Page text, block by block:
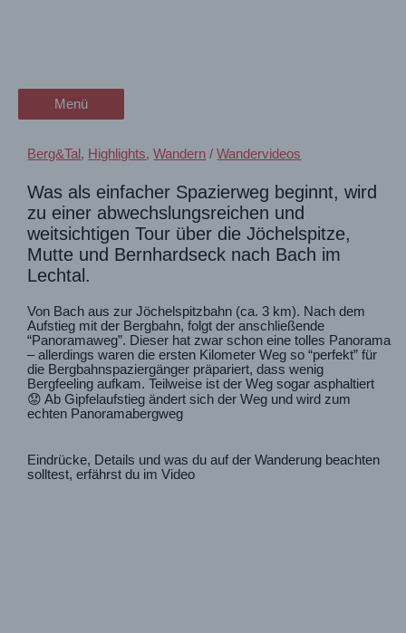
Menü
Menü
Bergpanorama
Berg&Tal , Highlights,Wandern /Wandervideos
Was als einfacher Spazierweg beginnt, wird
zu einer abwechslungsreichen und
weitsichtigen Tour über die Jöchelspitze,
Mutte und Bernhardseck nach Bach im
Lechtal.
Von Bach aus zur Jöchelspitzbahn (ca. 3 km). Nach dem
Aufstieg mit der Bergbahn, folgt der anschließende
“Panoramaweg”. Dieser hat zwar schon eine tolles Panorama
– allerdings waren die ersten Kilometer Weg so “perfekt” für
die Bergbahnspaziergänger präpariert, dass wenig
Bergfeeling aufkam. Teilweise ist der Weg sogar asphaltiert
😟 Ab Gipfelaufstieg ändert sich der Weg und wird zum
echten Panoramabergweg
Eindrücke, Details und was du auf der Wanderung beachten
solltest, erfährst du im Video